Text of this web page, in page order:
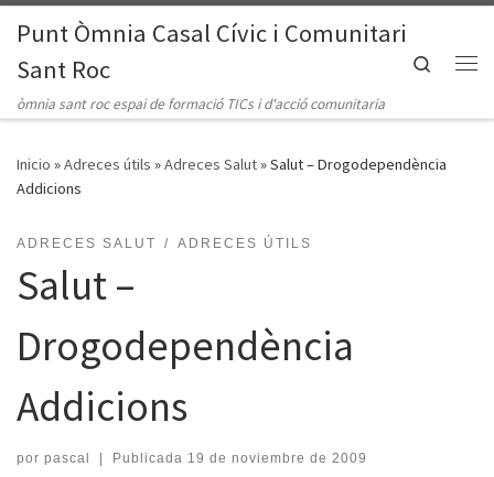
Saltar al contenido
Punt Òmnia Casal Cívic i Comunitari
Sant Roc
òmnia sant roc espai de formació TICs i d'acció comunitaria
Search
Inicio »Adreces útils »Adreces Salut»Salut – Drogodependència
Addicions
ADRECES SALUT ADRECES ÚTILS
Salut –
Drogodependència
Addicions
por pascal Publicada 19 de noviembre de 2009